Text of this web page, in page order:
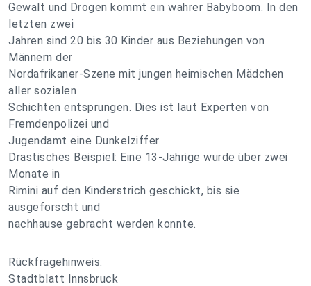
Gewalt und Drogen kommt ein wahrer Babyboom. In den
letzten zwei
Jahren sind 20 bis 30 Kinder aus Beziehungen von
Männern der
Nordafrikaner-Szene mit jungen heimischen Mädchen
aller sozialen
Schichten entsprungen. Dies ist laut Experten von
Fremdenpolizei und
Jugendamt eine Dunkelziffer.
Drastisches Beispiel: Eine 13-Jährige wurde über zwei
Monate in
Rimini auf den Kinderstrich geschickt, bis sie
ausgeforscht und
nachhause gebracht werden konnte.
Rückfragehinweis:
Stadtblatt Innsbruck